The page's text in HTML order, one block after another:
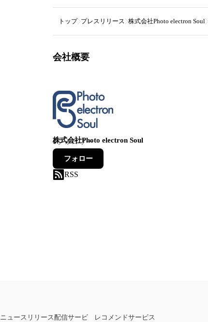
トップ プレスリリース 株式会社Photo electron Soul
会社概要
株式会社Photo electron Soul
6フォロワー
フォロー
RSS
ニュースリリース配信サービ レコメンドサービス